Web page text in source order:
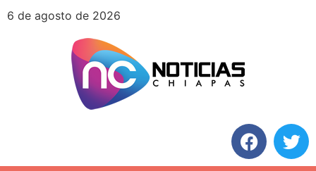
6 de agosto de 2026